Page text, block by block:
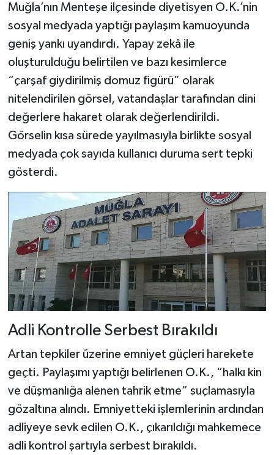
Muğla’nın Menteşe ilçesinde diyetisyen O.K.’nin
sosyal medyada yaptığı paylaşım kamuoyunda
geniş yankı uyandırdı. Yapay zekâ ile
oluşturulduğu belirtilen ve bazı kesimlerce
“çarşaf giydirilmiş domuz figürü” olarak
nitelendirilen görsel, vatandaşlar tarafından dini
değerlere hakaret olarak değerlendirildi.
Görselin kısa sürede yayılmasıyla birlikte sosyal
medyada çok sayıda kullanıcı duruma sert tepki
gösterdi.
Adli Kontrolle Serbest Bırakıldı
Artan tepkiler üzerine emniyet güçleri harekete
geçti. Paylaşımı yaptığı belirlenen O.K., “halkı kin
ve düşmanlığa alenen tahrik etme” suçlamasıyla
gözaltına alındı. Emniyetteki işlemlerinin ardından
adliyeye sevk edilen O.K., çıkarıldığı mahkemece
adli kontrol şartıyla serbest bırakıldı.